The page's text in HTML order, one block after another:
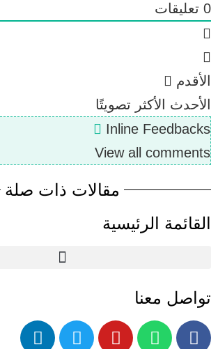
0 تعليقات
الأقدم
الأحدث
الأكثر تصويتًا
Inline Feedbacks
View all comments
مقالات ذات صلة
القائمة الرئيسية
تواصل معنا